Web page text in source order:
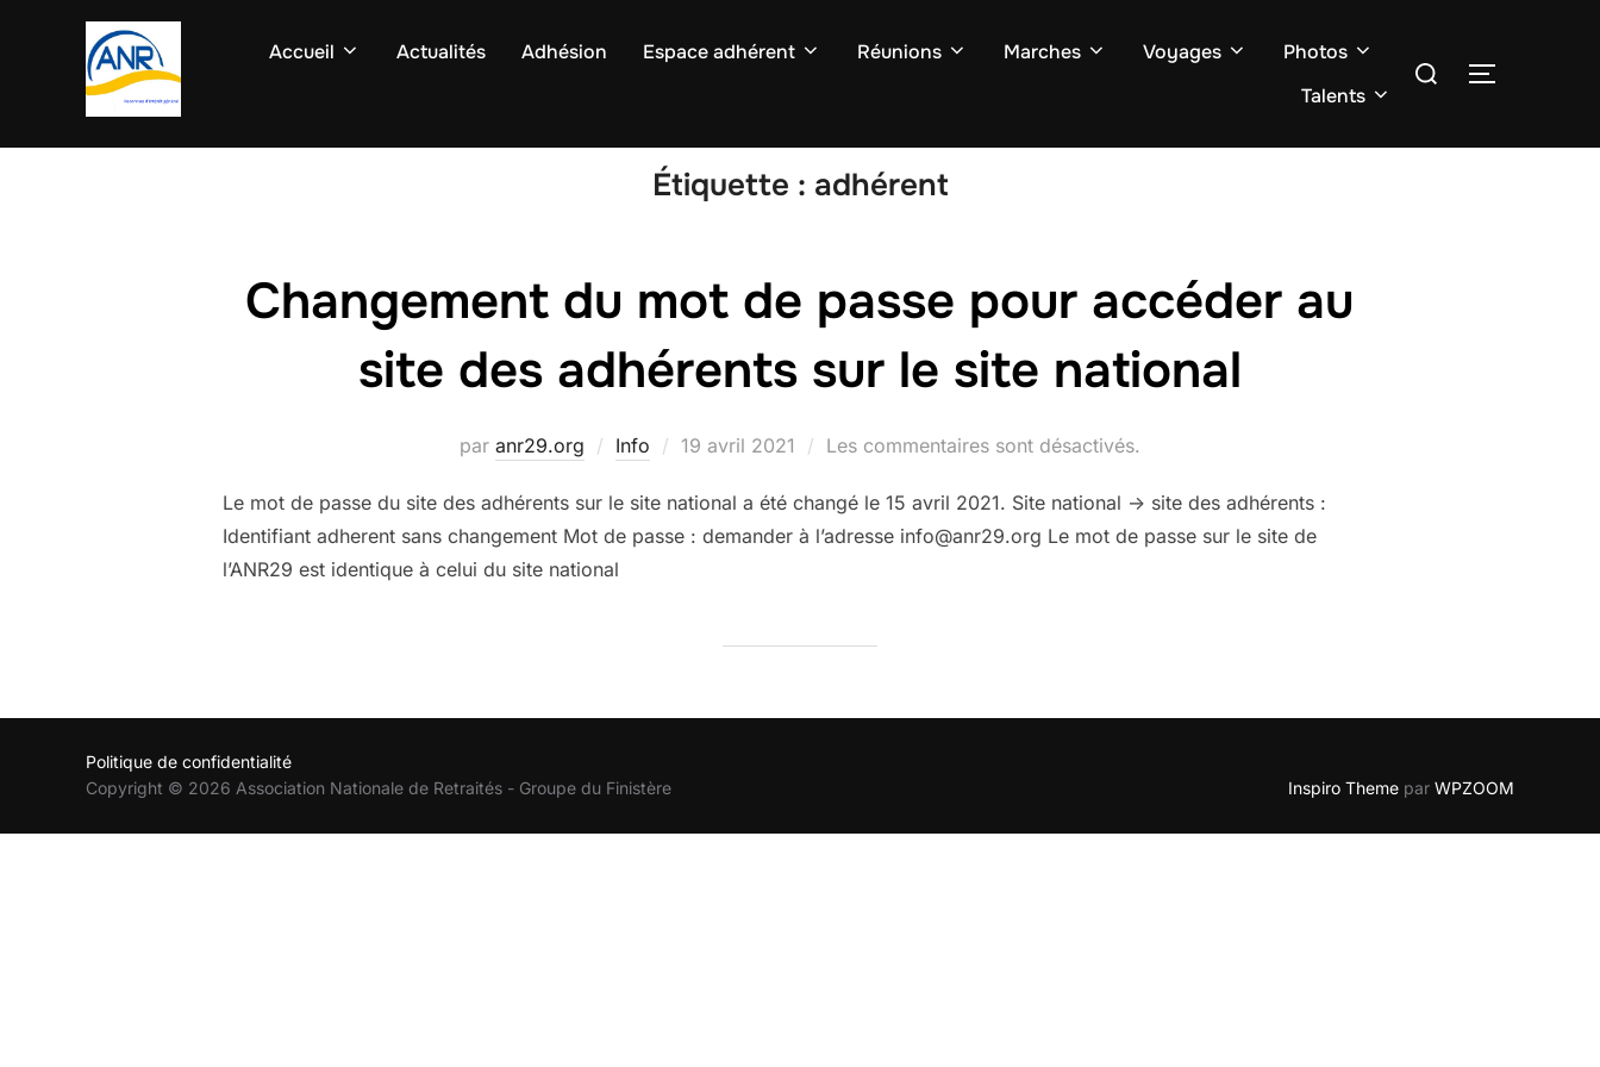
Accueil Actualités Adhésion Espace adhérent Réunions Marches Voyages
Photos
Talents
Rechercher :
Étiquette : adhérent
Changement du mot de passe pour accéder au
site des adhérents sur le site national
par anr29.org Info
Publié
19 avril 2021 Les commentaires sont désactivés.
Le mot de passe du site des adhérents sur le site national a été changé le 15 avril 2021. Site national -> site des adhérents :
Identifiant adherent sans changement Mot de passe : demander à l’adresse info@anr29.org Le mot de passe sur le site de
l’ANR29 est identique à celui du site national
Politique de confidentialité
Copyright © 2026 Association Nationale de Retraités - Groupe du Finistère
Inspiro Theme par WPZOOM